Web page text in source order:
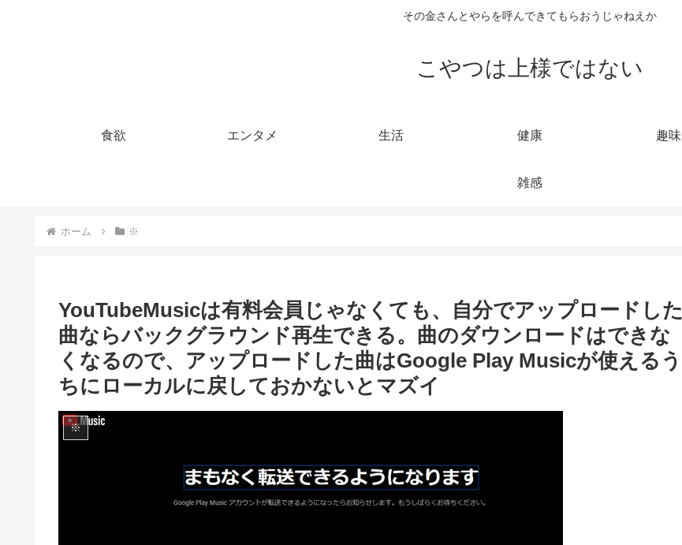
その金さんとやらを呼んできてもらおうじゃねえか
こやつは上様ではない
食欲 エンタメ 生活 健康 趣味
雑感
ホーム ※
YouTubeMusicは有料会員じゃなくても、自分でアップロードした
曲ならバックグラウンド再生できる。曲のダウンロードはできな
くなるので、アップロードした曲はGoogle Play Musicが使えるう
ちにローカルに戻しておかないとマズイ
※